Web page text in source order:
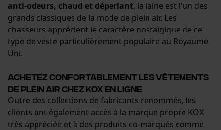
anti-odeurs, chaud et déperlant, la laine est l'un des
grands classiques de la mode de plein air. Les
chasseurs apprécient le caractère nostalgique de ce
type de veste particulièrement populaire au Royaume-
Uni.
Achetez confortablement les vêtements
de plein air chez KOX en ligne
Outre des collections de fabricants renommés, les
clients ont également accès à la marque propre KOX
très appréciée et à des produits co-marqués comme